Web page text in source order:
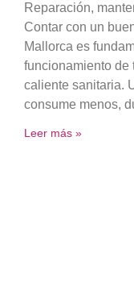
Reparación,
Contar con un
Mallorca es
funcionamiento de
caliente sanitaria.
consume menos,
Leer más »